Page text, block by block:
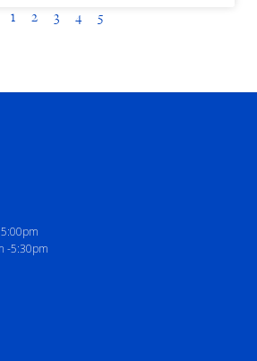
1 2 3 4 5
-5:30pm